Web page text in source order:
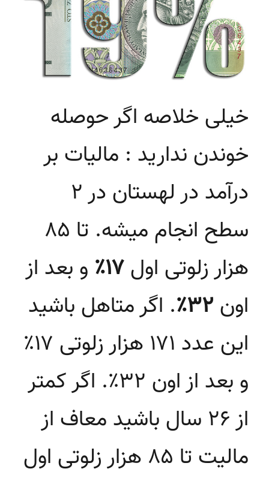
خیلی خلاصه اگر حوصله
خوندن ندارید : مالیات بر
درآمد در لهستان در ۲
سطح انجام میشه. تا ۸۵
هزار زلوتی اول۱۷٪ و بعد از
اون ۳۲٪ . اگر متاهل باشید
این عدد ۱۷۱ هزار زلوتی ۱۷٪
و بعد از اون ۳۲٪. اگر کمتر
از ۲۶ سال باشید معاف از
مالیت تا ۸۵ هزار زلوتی اول